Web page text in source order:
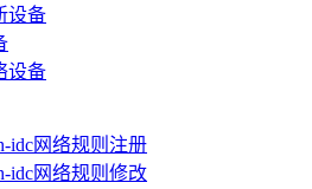
设备
设备
idc网络规则注册
idc网络规则修改